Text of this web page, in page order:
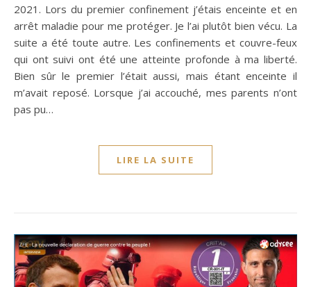
2021. Lors du premier confinement j’étais enceinte et en
arrêt maladie pour me protéger. Je l’ai plutôt bien vécu. La
suite a été toute autre. Les confinements et couvre-feux
qui ont suivi ont été une atteinte profonde à ma liberté.
Bien sûr le premier l’était aussi, mais étant enceinte il
m’avait reposé. Lorsque j’ai accouché, mes parents n’ont
pas pu…
LIRE LA SUITE